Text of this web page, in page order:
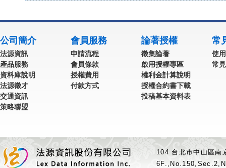
公司簡介
法源資訊
產品服務
資料庫說明
法源徵才
交通資訊
策略聯盟
會員服務
申請流程
會員條款
授權費用
付款方式
論著授權
徵集論著
啟用授權專區
權利金計算說明
授權合約書下載
投稿基本資料表
常
使
常
104 台北市中山區